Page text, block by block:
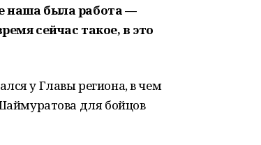
наша была работа —
сейчас такое, в это
у Главы региона, в чем
для бойцов